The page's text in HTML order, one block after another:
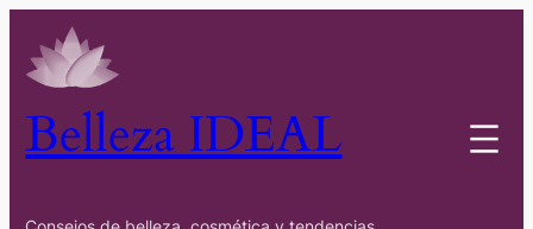
Belleza IDEAL